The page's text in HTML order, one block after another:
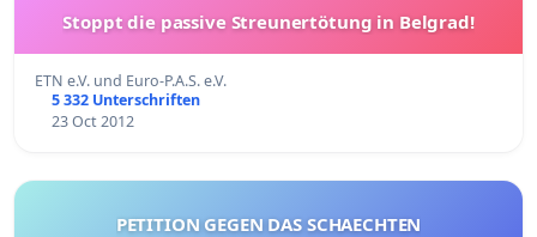
Stoppt die passive Streunertötung in Belgrad!
ETN e.V. und Euro-P.A.S. e.V.
5 332 Unterschriften
23 Oct 2012
PETITION GEGEN DAS SCHAECHTEN